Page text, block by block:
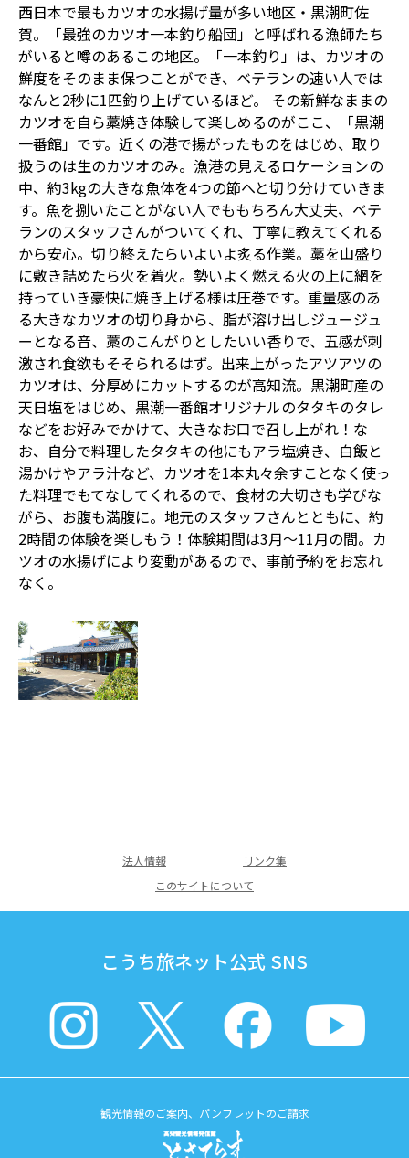
西日本で最もカツオの水揚げ量が多い地区・黒潮町佐
賀。「最強のカツオ一本釣り船団」と呼ばれる漁師たち
がいると噂のあるこの地区。「一本釣り」は、カツオの
鮮度をそのまま保つことができ、ベテランの速い人では
なんと2秒に1匹釣り上げているほど。 その新鮮なままの
カツオを自ら藁焼き体験して楽しめるのがここ、「黒潮
一番館」です。近くの港で揚がったものをはじめ、取り
扱うのは生のカツオのみ。漁港の見えるロケーションの
中、約3kgの大きな魚体を4つの節へと切り分けていきま
す。魚を捌いたことがない人でももちろん大丈夫、ベテ
ランのスタッフさんがついてくれ、丁寧に教えてくれる
から安心。切り終えたらいよいよ炙る作業。藁を山盛り
に敷き詰めたら火を着火。勢いよく燃える火の上に網を
持っていき豪快に焼き上げる様は圧巻です。重量感のあ
る大きなカツオの切り身から、脂が溶け出しジュージュ
ーとなる音、藁のこんがりとしたいい香りで、五感が刺
激され食欲もそそられるはず。出来上がったアツアツの
カツオは、分厚めにカットするのが高知流。黒潮町産の
天日塩をはじめ、黒潮一番館オリジナルのタタキのタレ
などをお好みでかけて、大きなお口で召し上がれ！な
お、自分で料理したタタキの他にもアラ塩焼き、白飯と
湯かけやアラ汁など、カツオを1本丸々余すことなく使っ
た料理でもてなしてくれるので、食材の大切さも学びな
がら、お腹も満腹に。地元のスタッフさんとともに、約
2時間の体験を楽しもう！体験期間は3月〜11月の間。カ
ツオの水揚げにより変動があるので、事前予約をお忘れ
なく。
法人情報
リンク集
このサイトについて
こうち旅ネット公式 SNS
観光情報のご案内、パンフレットのご請求